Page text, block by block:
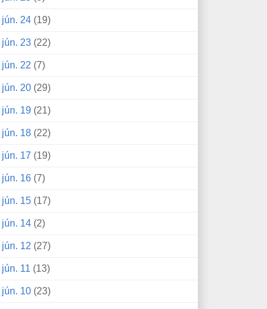
jún. 24 (19)
jún. 23 (22)
jún. 22 (7)
jún. 20 (29)
jún. 19 (21)
jún. 18 (22)
jún. 17 (19)
jún. 16 (7)
jún. 15 (17)
jún. 14 (2)
jún. 12 (27)
jún. 11 (13)
jún. 10 (23)